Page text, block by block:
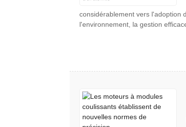
considérablement vers l'adoption
l'environnement, la gestion